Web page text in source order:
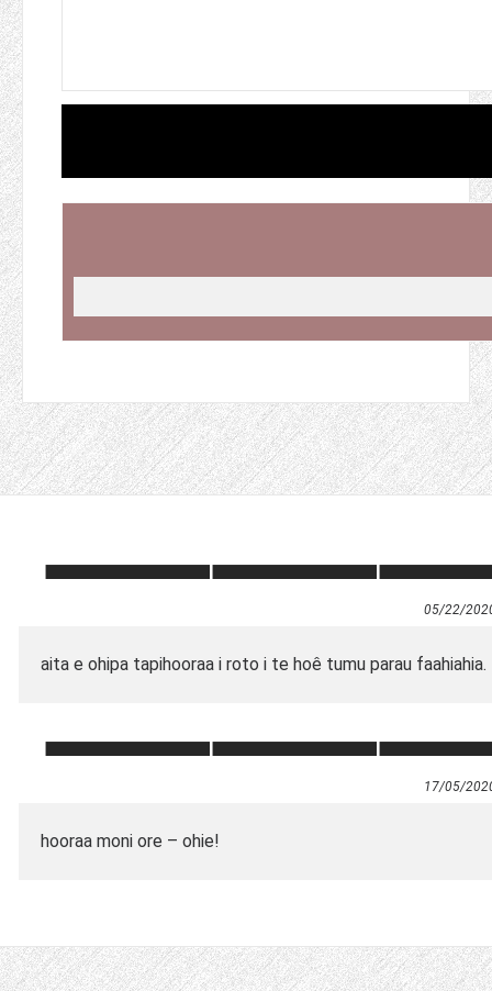
05/22/
aita e ohipa tapihooraa i roto i te hoê tumu parau faahiahia.
17/05/
hooraa moni ore – ohie!